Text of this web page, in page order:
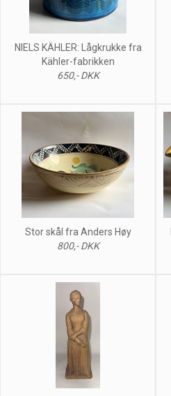
NIELS KÄHLER: Lågkrukke fra
Kähler-fabrikken
650,- DKK
Stor skål fra Anders Høy
800,- DKK